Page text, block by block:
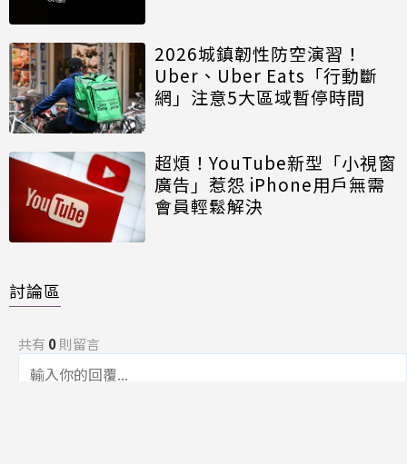
2026城鎮韌性防空演習！
Uber、Uber Eats「行動斷
網」注意5大區域暫停時間
超煩！YouTube新型「小視窗
廣告」惹怨 iPhone用戶無需
會員輕鬆解決
討論區
共有 0則留言